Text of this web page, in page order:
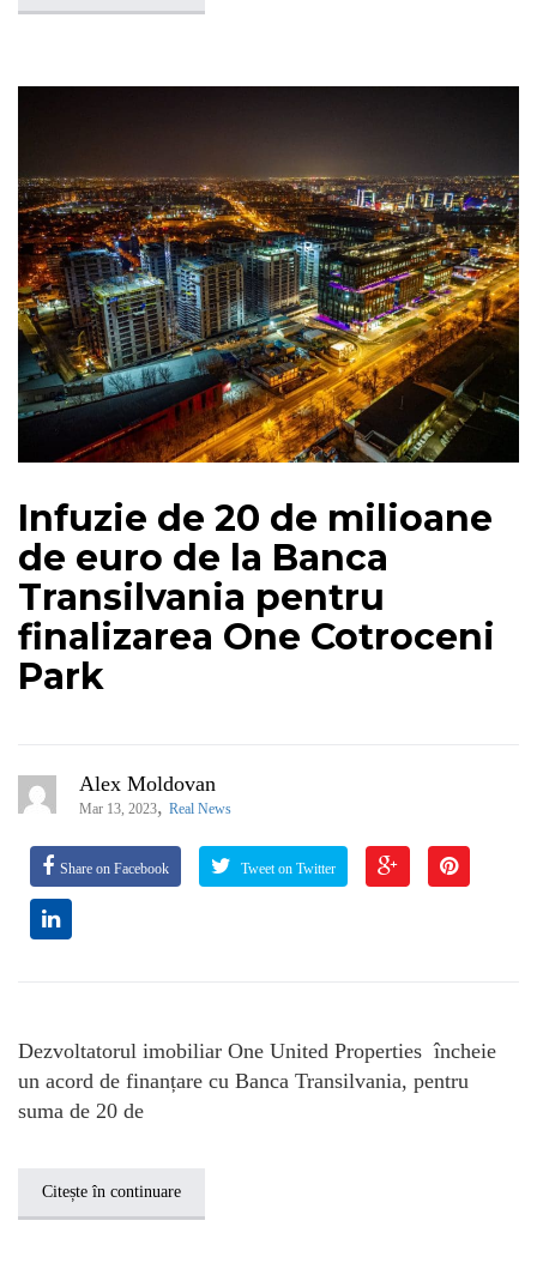
Infuzie de 20 de milioane
de euro de la Banca
Transilvania pentru
finalizarea One Cotroceni
Park
Alex Moldovan
Mar 13, 2023, Real News
Share on Facebook Tweet on Twitter
Dezvoltatorul imobiliar One United Properties încheie
un acord de finanțare cu Banca Transilvania, pentru
suma de 20 de
Citește în continuare